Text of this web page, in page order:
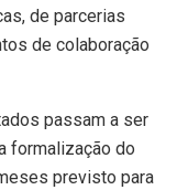
de parcerias
de colaboração
passam a ser
formalização do
previsto para